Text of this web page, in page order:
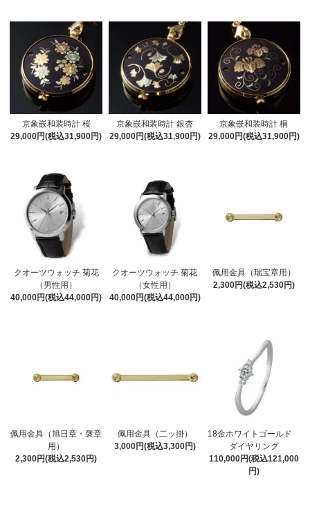
京象嵌和装時計 桜
29,000円(税込31,900円)
京象嵌和装時計 銀杏
29,000円(税込31,900円)
京象嵌和装時計 桐
29,000円(税込31,900円)
クオーツウォッチ 菊花
（男性用）
40,000円(税込44,000円)
クオーツウォッチ 菊花
（女性用）
40,000円(税込44,000円)
佩用金具（瑞宝章用）
2,300円(税込2,530円)
佩用金具（旭日章・褒章
用）
2,300円(税込2,530円)
佩用金具（二ッ掛）
3,000円(税込3,300円)
18金ホワイトゴールド
ダイヤリング
110,000円(税込121,000
円)